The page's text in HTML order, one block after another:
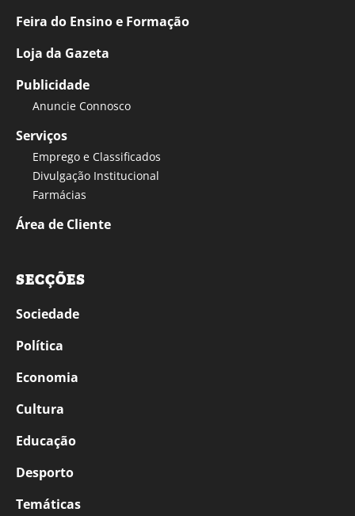
Feira do Ensino e Formação
Loja da Gazeta
Publicidade
Anuncie Connosco
Serviços
Emprego e Classificados
Divulgação Institucional
Farmácias
Área de Cliente
SECÇÕES
Sociedade
Política
Economia
Cultura
Educação
Desporto
Temáticas